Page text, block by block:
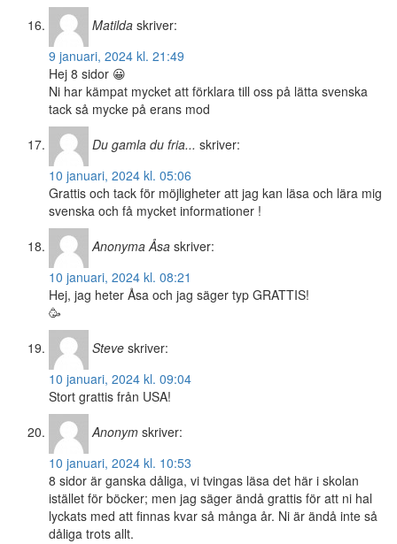
Matilda skriver:
9 januari, 2024 kl. 21:49
Hej 8 sidor 😀
Ni har kämpat mycket att förklara till oss på lätta svenska
tack så mycke på erans mod
Du gamla du fria... skriver:
10 januari, 2024 kl. 05:06
Grattis och tack för möjligheter att jag kan läsa och lära mig
svenska och få mycket informationer !
Anonyma Åsa skriver:
10 januari, 2024 kl. 08:21
Hej, jag heter Åsa och jag säger typ GRATTIS!
🥳
Steve skriver:
10 januari, 2024 kl. 09:04
Stort grattis från USA!
Anonym skriver:
10 januari, 2024 kl. 10:53
8 sidor är ganska dåliga, vi tvingas läsa det här i skolan
istället för böcker; men jag säger ändå grattis för att ni hal
lyckats med att finnas kvar så många år. Ni är ändå inte så
dåliga trots allt.